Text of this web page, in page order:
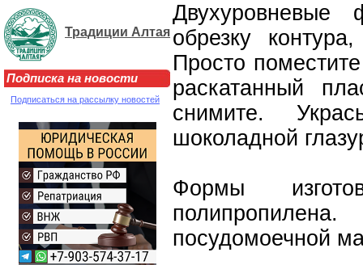
Традиции Алтая
Подписка на новости
Подписаться на рассылку новостей
обрезку
Просто
раскатанный
снимите.
шоколадной
Формы
посудомоечной